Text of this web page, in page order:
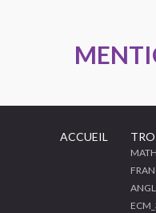
ACCUEIL